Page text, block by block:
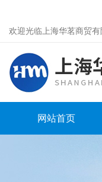
欢迎光临上海华茗商贸有
网站首页